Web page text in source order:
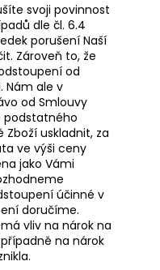
svoji povinnost
dle čl. 6.4
porušení Naší
Zároveň to, že
od
Nám ale v
od Smlouvy
podstatného
uskladnit, za
ve výši ceny
jako Vámi
účinné v
doručíme.
vliv na nárok na
na nárok